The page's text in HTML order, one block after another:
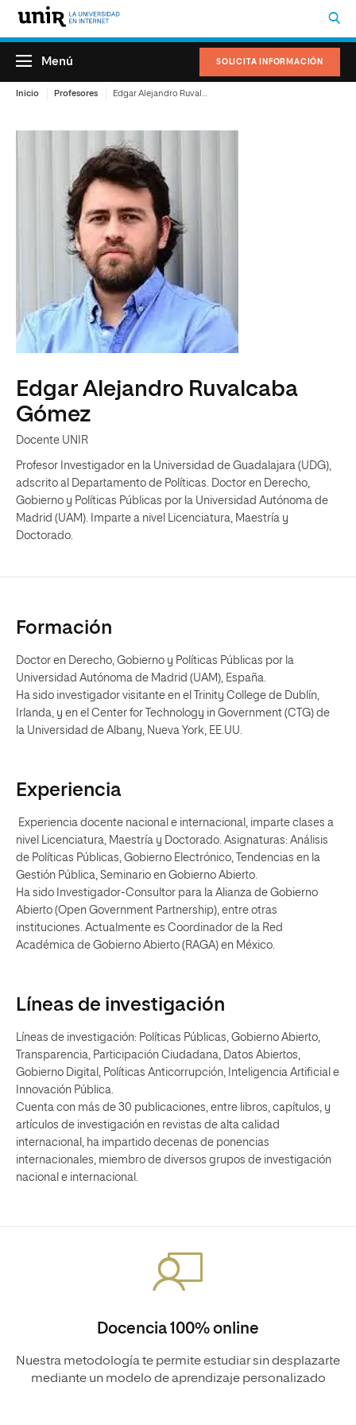
SOLICITA INFORMACIÓN
Menú
Inicio Profesores
Edgar Alejandro Ruvalcaba
Gómez
Docente UNIR
Profesor Investigador en la Universidad de Guadalajara (UDG),
adscrito al Departamento de Políticas. Doctor en Derecho,
Gobierno y Políticas Públicas por la Universidad Autónoma de
Madrid (UAM). Imparte a nivel Licenciatura, Maestría y
Doctorado.
Formación
Doctor en Derecho, Gobierno y Políticas Públicas por la
Universidad Autónoma de Madrid (UAM), España.
Ha sido investigador visitante en el Trinity College de Dublín,
Irlanda, y en el Center for Technology in Government (CTG) de
la Universidad de Albany, Nueva York, EE.UU.
Experiencia
Experiencia docente nacional e internacional, imparte clases a
nivel Licenciatura, Maestría y Doctorado. Asignaturas: Análisis
de Políticas Públicas, Gobierno Electrónico, Tendencias en la
Gestión Pública, Seminario en Gobierno Abierto.
Ha sido Investigador-Consultor para la Alianza de Gobierno
Abierto (Open Government Partnership), entre otras
instituciones. Actualmente es Coordinador de la Red
Académica de Gobierno Abierto (RAGA) en México.
Líneas de investigación
Líneas de investigación: Políticas Públicas, Gobierno Abierto,
Transparencia, Participación Ciudadana, Datos Abiertos,
Gobierno Digital, Políticas Anticorrupción, Inteligencia Artificial e
Innovación Pública.
Cuenta con más de 30 publicaciones, entre libros, capítulos, y
artículos de investigación en revistas de alta calidad
internacional, ha impartido decenas de ponencias
internacionales, miembro de diversos grupos de investigación
nacional e internacional.
Docencia 100% online
Nuestra metodología te permite estudiar sin desplazarte
mediante un modelo de aprendizaje personalizado